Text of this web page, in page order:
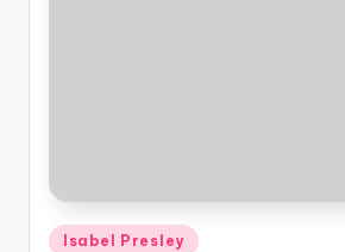
Publicado
Isabel Presley